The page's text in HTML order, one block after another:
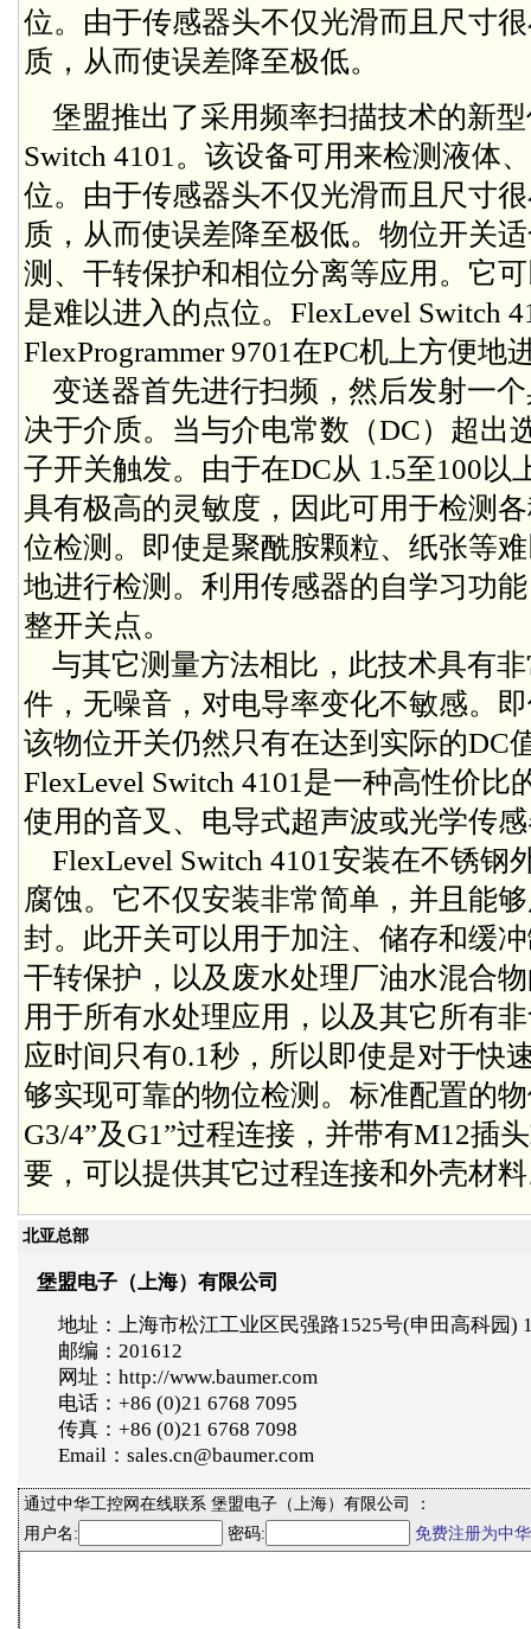
位。由于传感器头不仅光滑而且尺寸
质，从而使误差降至极低。
堡盟推出了采用频率扫描技术的新
Switch 4101。该设备可用来检测液体
位。由于传感器头不仅光滑而且尺寸
质，从而使误差降至极低。物位开关
测、干转保护和相位分离等应用。它
是难以进入的点位。FlexLevel Switch
FlexProgrammer 9701在PC机上方便地
变送器首先进行扫频，然后发射一
决于介质。当与介电常数（DC）超出
子开关触发。由于在DC从 1.5至100以
具有极高的灵敏度，因此可用于检测
位检测。即使是聚酰胺颗粒、纸张等
地进行检测。利用传感器的自学习功
整开关点。
与其它测量方法相比，此技术具有
件，无噪音，对电导率变化不敏感。
该物位开关仍然只有在达到实际的DC
FlexLevel Switch 4101是一种高性价
使用的音叉、电导式超声波或光学传
FlexLevel Switch 4101安装在不锈钢
腐蚀。它不仅安装非常简单，并且能
封。此开关可以用于加注、储存和缓
干转保护，以及废水处理厂油水混合
用于所有水处理应用，以及其它所有
应时间只有0.1秒，所以即使是对于快
够实现可靠的物位检测。标准配置的
G3/4”及G1”过程连接，并带有M12插
要，可以提供其它过程连接和外壳材
北亚总部
堡盟电子（上海）有限公司
地址：上海市松江工业区民强路1525号(申田高科园)
邮编：201612
网址：http://www.baumer.com
电话：+86 (0)21 6768 7095
传真：+86 (0)21 6768 7098
Email：sales.cn@baumer.com
通过中华工控网在线联系 堡盟电子（上海）有限公司 ：
用户名:
密码: 免费注册为中